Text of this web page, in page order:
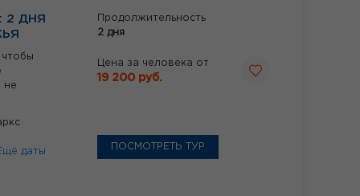
2 ДНЯ
не
даты
Продолжительность
2 дня
Цена за человека от
19 200 руб.
ПОСМОТРЕТЬ ТУР